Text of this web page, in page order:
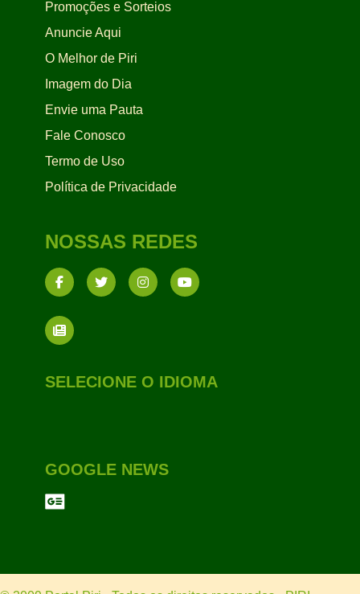
Promoções e Sorteios
Anuncie Aqui
O Melhor de Piri
Imagem do Dia
Envie uma Pauta
Fale Conosco
Termo de Uso
Política de Privacidade
NOSSAS REDES
SELECIONE O IDIOMA
GOOGLE NEWS